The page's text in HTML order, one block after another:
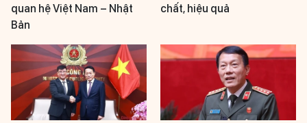
quan hệ Việt Nam – Nhật
Bản
chất, hiệu quả